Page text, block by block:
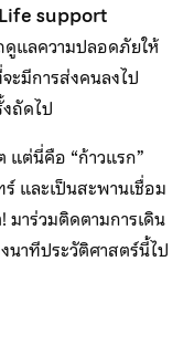
Life support
ดูแลความปลอดภัยให้
มีการส่งคนลงไป
ถัดไป
แต่นี่คือ “ก้าวแรก”
และเป็นสะพานเชื่อม
มาร่วมติดตามการเดิน
นาทีประวัติศาสตร์นี้ไป